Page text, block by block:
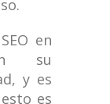
en
su
y es
es